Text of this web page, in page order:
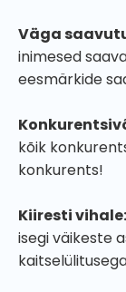
Väga
inimesed
eesmärkide
kõik
konkurents!
Kiiresti vihale:
isegi väikeste